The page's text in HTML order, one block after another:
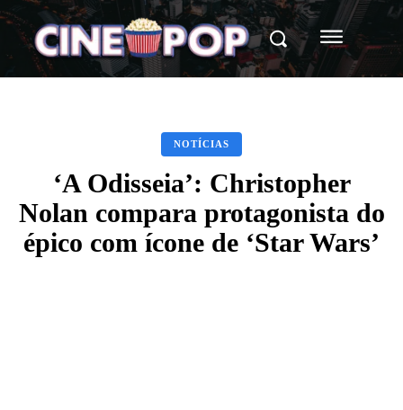
NOTÍCIAS
‘A Odisseia’: Christopher
Nolan compara protagonista do
épico com ícone de ‘Star Wars’